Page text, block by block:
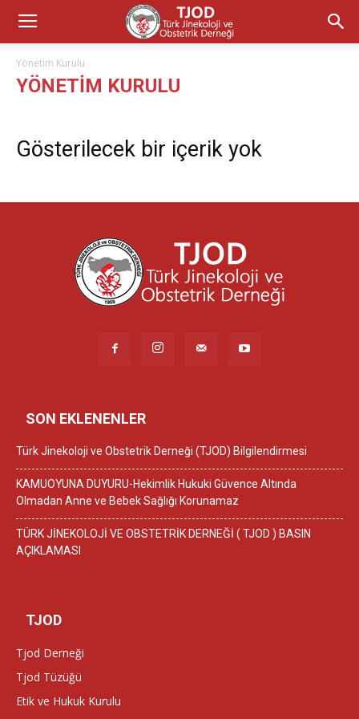
Yönetim Kurulu
YÖNETIM KURULU
Gösterilecek bir içerik yok
SON EKLENENLER
Türk Jinekoloji ve Obstetrik Derneği (TJOD) Bilgilendirmesi
KAMUOYUNA DUYURU-Hekimlik Hukuki Güvence Altında
Olmadan Anne ve Bebek Sağlığı Korunamaz
TÜRK JİNEKOLOJİ VE OBSTETRİK DERNEĞİ ( TJOD ) BASIN
AÇIKLAMASI
TJOD
Tjod Derneği
Tjod Tüzüğü
Etik ve Hukuk Kurulu